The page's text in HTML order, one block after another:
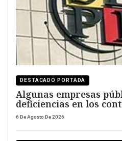
DESTACADO PORTADA
Algunas empresas
deficiencias en los
directivos
6 De Agosto De 2026